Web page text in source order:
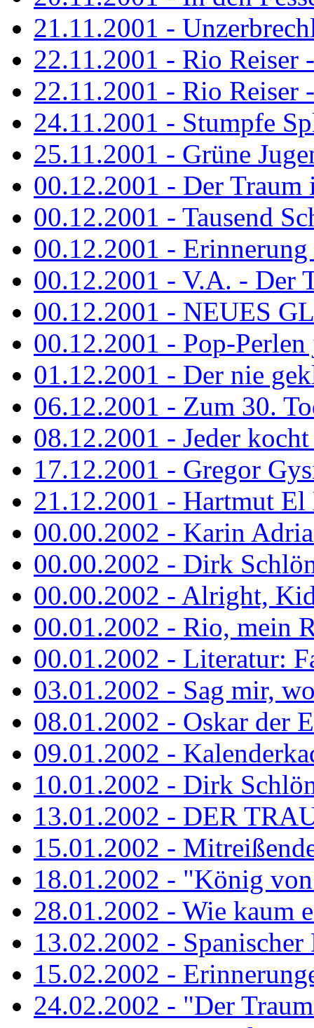
21.11.2001 -
22.11.2001 - Rio Reiser
22.11.2001 - Rio Reiser
24.11.2001 - Stumpfe
25.11.2001 - Grüne
00.12.2001 - Der Traum
00.12.2001 - Tausend
00.12.2001 -
00.12.2001 - V.A. - Der
00.12.2001 - NEUES
00.12.2001 - Pop-
01.12.2001 - Der nie
06.12.2001 - Zum 30.
08.12.2001 - Jeder
17.12.2001 - Gregor
21.12.2001 - Hartmut
00.00.2002 - Karin
00.00.2002 - Dirk
00.00.2002 - Alright,
00.01.2002 - Rio, mein
00.01.2002 - Literatur:
03.01.2002 - Sag mir,
08.01.2002 - Oskar der
09.01.2002 -
10.01.2002 - Dirk
13.01.2002 - DER
15.01.2002 -
18.01.2002 - "König
28.01.2002 - Wie kaum
13.02.2002 -
15.02.2002 -
24.02.2002 - "Der